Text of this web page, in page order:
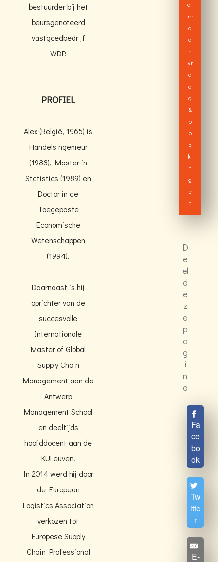
bestuurder bij het
beursgenoteerd
vastgoedbedrijf
WDP.
PROFIEL
Alex (België, 1965) is
Handelsingenieur
(1988), Master in
Statistics (1989) en
Doctor in de
Toegepaste
Economische
Wetenschappen
(1994).
Daarnaast is hij
oprichter van de
succesvolle
Internationale
Master of Global
Supply Chain
Management aan de
Antwerp
Management School
en deeltijds
hoofddocent aan de
KULeuven.
In 2014 werd hij door
de European
Logistics Association
verkozen tot
Europese Supply
Chain Professional
at
ie
a
a
n
vr
a
a
g
&
b
o
e
ki
n
g
e
n
D
e
el
d
e
z
e
p
a
g
i
n
a
Fa
ce
bo
ok
Tw
itte
r
E-